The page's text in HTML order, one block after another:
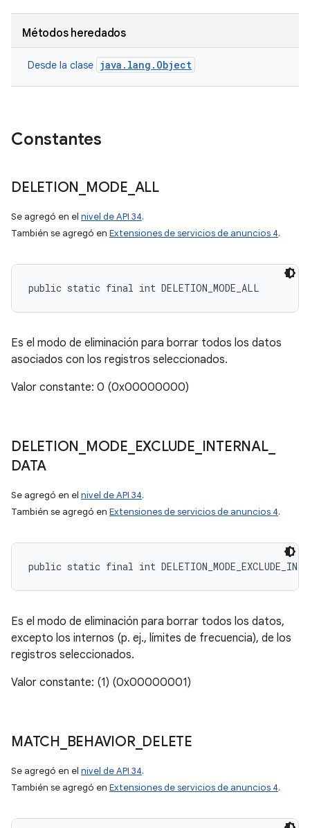
Métodos heredados
Desde la clase java.lang.Object
Constantes
DELETION MODE ALL
Se agregó en el nivel de API 34.
También se agregó en Extensiones de servicios de anuncios 4.
public static final int DELETION_MODE_ALL
Es el modo de eliminación para borrar todos los datos
asociados con los registros seleccionados.
Valor constante: 0 (0x00000000)
DELETION MODE EXCLUDE INTERNAL_
DATA
Se agregó en el nivel de API 34.
También se agregó en Extensiones de servicios de anuncios 4.
public static final int
Es el modo de eliminación para borrar todos los datos,
excepto los internos (p. ej., límites de frecuencia), de los
registros seleccionados.
Valor constante: (1) (0x00000001)
MATCH BEHAVIOR_ DELETE
Se agregó en el nivel de API 34.
También se agregó en Extensiones de servicios de anuncios 4.